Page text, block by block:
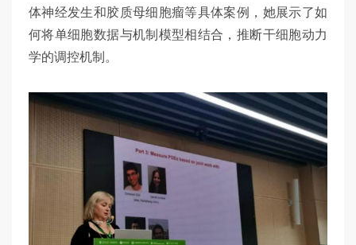
体神经发生和胶质母细胞瘤等具体案例，她展示了如
何将单细胞数据与机制模型相结合，推断干细胞动力
学的调控机制。